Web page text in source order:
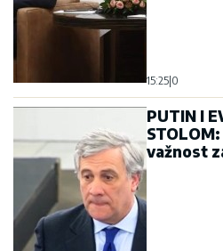
15:25 0
PUTIN I
važnost